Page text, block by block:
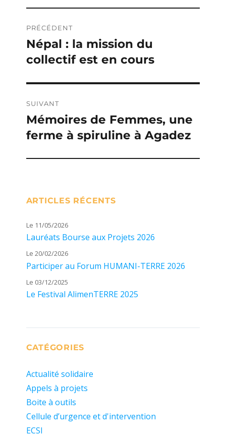
de
l’article
PRÉCÉDENT
Publication
précédente :
Népal : la mission du
collectif est en cours
SUIVANT
Publication
suivante :
Mémoires de Femmes, une
ferme à spiruline à Agadez
ARTICLES RÉCENTS
Le 11/05/2026
Lauréats Bourse aux Projets 2026
Le 20/02/2026
Participer au Forum HUMANI-TERRE 2026
Le 03/12/2025
Le Festival AlimenTERRE 2025
CATÉGORIES
Actualité solidaire
Appels à projets
Boite à outils
Cellule d’urgence et d'intervention
ECSI